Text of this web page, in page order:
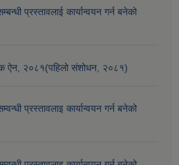
प्रस्तावलाई कार्यान्वयन गर्न बनेको
ऐन, २०८१(पहिलो संशोधन, २०८१)
प्रस्तावलाइ कार्यान्वयन गर्न बनेको